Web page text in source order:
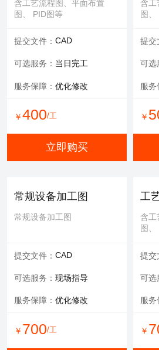
立即购买
环评报告
适用于环评、清洁生产、验
收报告、入河排污口论证报
可选服务： 专家评审
服务内容：报告书、报告表
立即购买
含工艺流程图、平面布置
图、 PID图等
提交文件： CAD
可选服务： 当日完工
服务保障： 优化修改
￥400/工
立即购买
含工
图
提交
可选
服务
￥
常规设备加工图
常规设备加工图
提交文件： CAD
可选服务： 现场指导
服务保障： 优化修改
￥ 700/工
工
含工
图
提交
可选
服务
￥